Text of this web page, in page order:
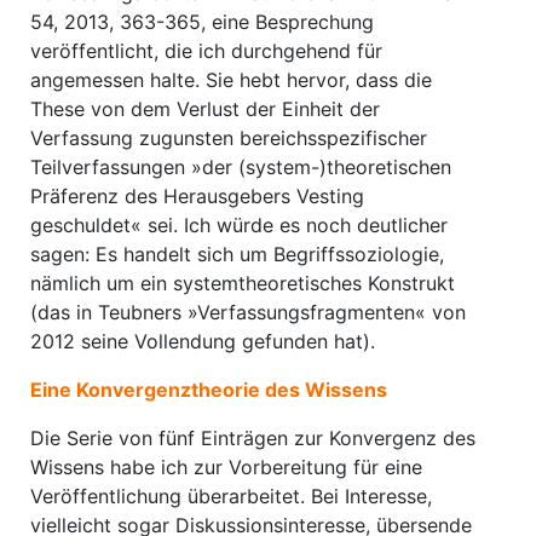
54, 2013, 363-365, eine Besprechung
veröffentlicht, die ich durchgehend für
angemessen halte. Sie hebt hervor, dass die
These von dem Verlust der Einheit der
Verfassung zugunsten bereichsspezifischer
Teilverfassungen »der (system-)theoretischen
Präferenz des Herausgebers Vesting
geschuldet« sei. Ich würde es noch deutlicher
sagen: Es handelt sich um Begriffssoziologie,
nämlich um ein systemtheoretisches Konstrukt
(das in Teubners »Verfassungsfragmenten« von
2012 seine Vollendung gefunden hat).
Eine Konvergenztheorie des Wissens
Die Serie von fünf Einträgen zur Konvergenz des
Wissens habe ich zur Vorbereitung für eine
Veröffentlichung überarbeitet. Bei Interesse,
vielleicht sogar Diskussionsinteresse, übersende